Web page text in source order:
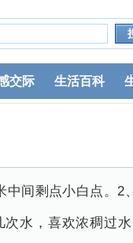
交际 生活百科
中间剩点小白点。2
水，喜欢浓稠过